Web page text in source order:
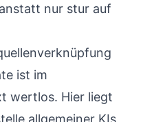
nur stur auf
ist im
wertlos. Hier liegt
allgemeiner KIs